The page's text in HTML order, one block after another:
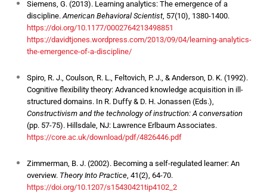
Siemens, G. (2013). Learning analytics: The emergence of a
discipline.American Behavioral Scientist, 57(10), 1380-1400.
https://doi.org/10.1177/0002764213498851
https://davidtjones.wordpress.com/2013/09/04/learning-analytics-
the-emergence-of-a-discipline/
Spiro, R. J., Coulson, R. L., Feltovich, P. J., & Anderson, D. K. (1992).
Cognitive flexibility theory: Advanced knowledge acquisition in ill-
structured domains. In R. Duffy & D. H. Jonassen (Eds.),
Constructivism and the technology of instruction: A conversation
(pp. 57-75). Hillsdale, NJ: Lawrence Erlbaum Associates.
https://core.ac.uk/download/pdf/4826446.pdf
Zimmerman, B. J. (2002). Becoming a self-regulated learner: An
overview. Theory Into Practice, 41(2), 64-70.
https://doi.org/10.1207/s15430421tip4102_2